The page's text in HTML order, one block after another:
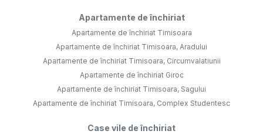
Apartamente de închiriat
Apartamente de închiriat Timisoara
Apartamente de închiriat Timisoara, Aradului
Apartamente de închiriat Timisoara, Circumvalatiunii
Apartamente de închiriat Giroc
Apartamente de închiriat Timisoara, Sagului
Apartamente de închiriat Timisoara, Complex Studentesc
Case vile de închiriat